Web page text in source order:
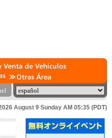
August 9 Sunday AM 05:35 (PDT)